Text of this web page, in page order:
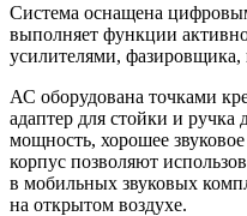
Система оснащена
выполняет функции
усилителями,
АС оборудована точками
адаптер для стойки и ручка
мощность, хорошее
корпус позволяют
в мобильных звуковых
на открытом воздухе.